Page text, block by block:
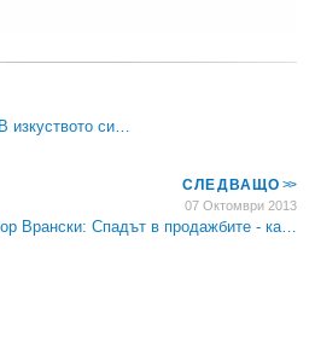
изкуството си…
СЛЕДВАЩО>>
07 Октомври 2013
Врански: Спадът в продажбите - ка…